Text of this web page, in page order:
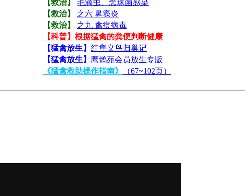
【救治】 毛滴虫、念珠菌感染
【救治】 之六 鼻窦炎
【救治】 之九 禽痘病毒
【科普】根据猛禽的粪便判断健康
【猛禽放生】 红隼义鸟归巢记
【猛禽放生】 鹰鹘苑会员放生专版
《猛禽救助操作指南》 （67~102页）